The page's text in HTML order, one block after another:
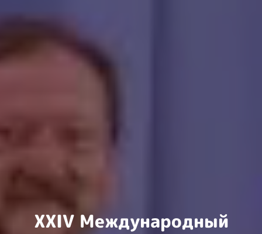
ХХIV Международный